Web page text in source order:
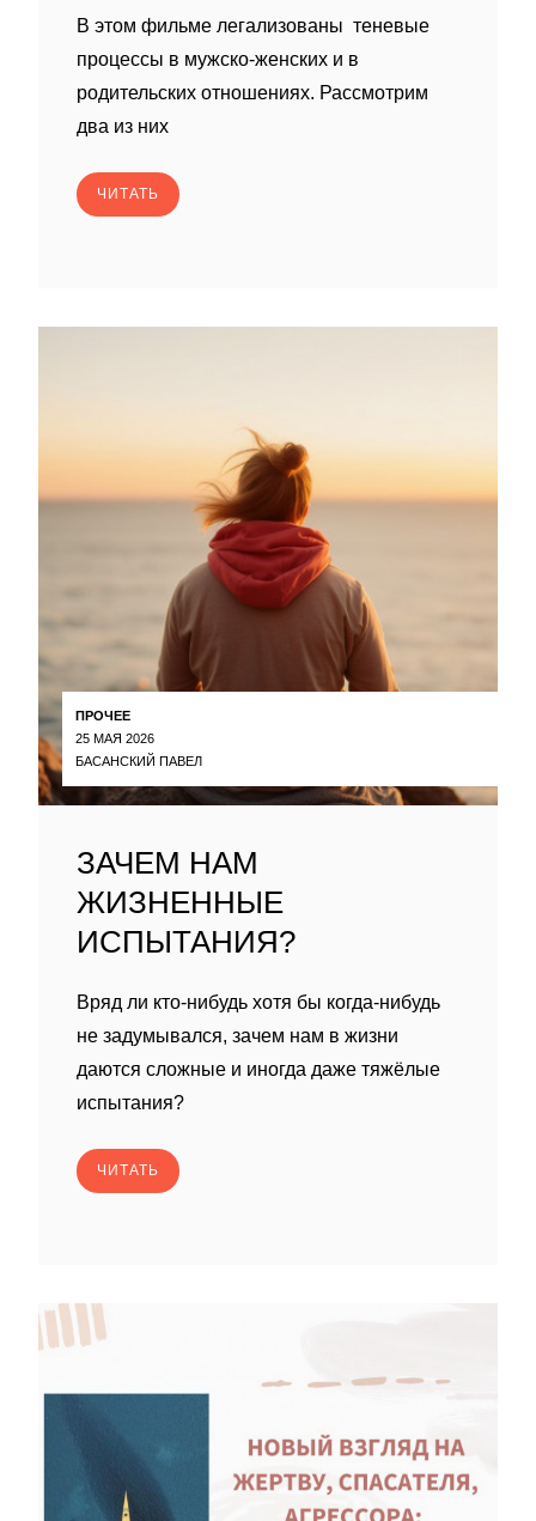
В этом фильме легализованы теневые
процессы в мужско-женских и в
родительских отношениях. Рассмотрим
два из них
ЧИТАТЬ
ПРОЧЕЕ
25 МАЯ 2026
БАСАНСКИЙ ПАВЕЛ
ЗАЧЕМ НАМ
ЖИЗНЕННЫЕ
ИСПЫТАНИЯ?
Вряд ли кто-нибудь хотя бы когда-нибудь
не задумывался, зачем нам в жизни
даются сложные и иногда даже тяжёлые
испытания?
ЧИТАТЬ